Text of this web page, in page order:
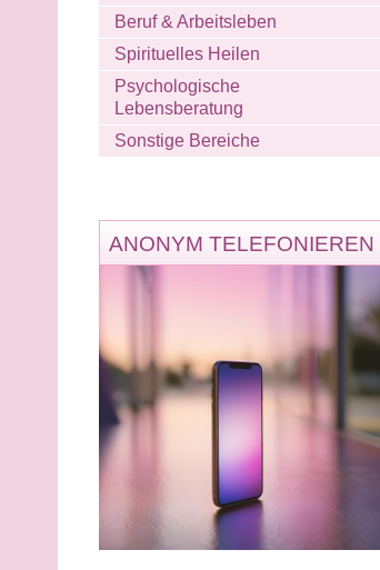
Beruf & Arbeitsleben
Spirituelles Heilen
Psychologische
Lebensberatung
Sonstige Bereiche
ANONYM TELEFONIEREN